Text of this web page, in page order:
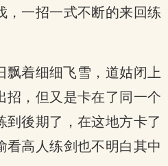
，一招一式不断的来回练
飘着细细飞雪，道姑闭上
招，但又是卡在了同一个
到後期了，在这地方卡了
看高人练剑也不明白其中